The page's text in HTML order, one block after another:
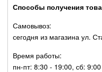
Способы получения
Самовывоз:
сегодня из магазина ул.
Время работы:
пн-пт: 8:30 - 19:00, сб: